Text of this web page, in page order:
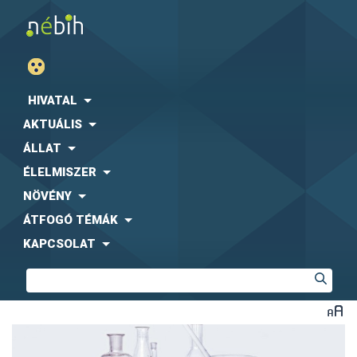
HIVATAL
AKTUÁLIS
ÁLLAT
ÉLELMISZER
NÖVÉNY
ÁTFOGÓ TÉMÁK
KAPCSOLAT